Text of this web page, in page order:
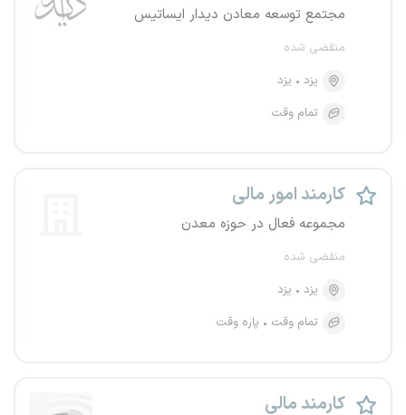
مجتمع توسعه معادن دیدار ایساتیس
منقضی شده
یزد
یزد
تمام وقت
کارمند امور مالی
مجموعه فعال در حوزه معدن
منقضی شده
یزد
یزد
تمام وقت
پاره وقت
کارمند مالی